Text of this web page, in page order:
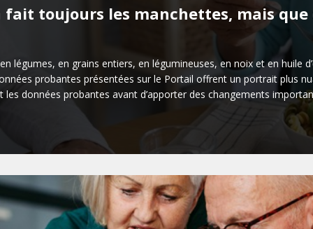
toujours les manchettes, mais
légumes, en grains entiers, en légumineuses, en noix et en huile
probantes présentées sur le Portail offrent un portrait plus
données probantes avant d’apporter des changements